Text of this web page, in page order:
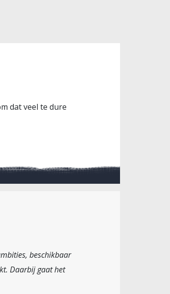
dat veel te dure
beschikbaar
Daarbij gaat het